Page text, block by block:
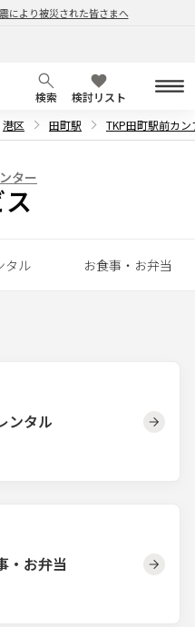
により被災された皆さまへ
検索
検討リスト
港区 田町駅 TKP田町駅前カ
ター
タル お食事・お弁当
ンタル
・お弁当